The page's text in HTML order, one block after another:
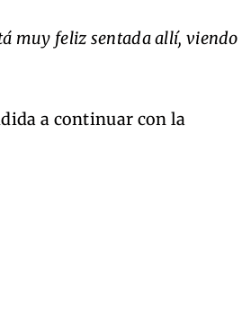
muy feliz sentada allí, viendo
a continuar con la